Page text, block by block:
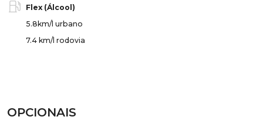
Flex (Álcool)
5.8km/l urbano
7.4 km/l rodovia
OPCIONAIS